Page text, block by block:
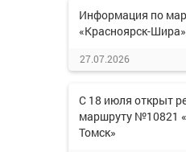
Информация по
«Красноярск-Шира»
27.07.2026
С 18 июля открыт
маршруту №10821
Томск»